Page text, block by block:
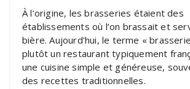
À l’origine, les brasseries étaient des
établissements où l’on brassait et
bière. Aujourd’hui, le terme «
plutôt un restaurant typiquement
une cuisine simple et généreuse,
des recettes traditionnelles.